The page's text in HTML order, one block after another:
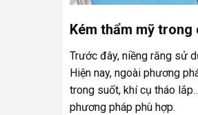
Kém thẩm mỹ trong
Trước đây, niềng răng sử
Hiện nay, ngoài phương
trong suốt, khí cụ tháo
phương pháp phù hợp.